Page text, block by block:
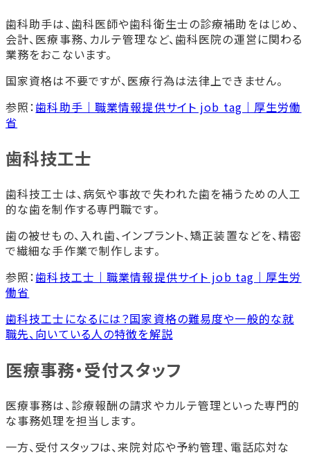
歯科助手は、歯科医師や歯科衛生士の診療補助をはじめ、
会計、医療事務、カルテ管理など、歯科医院の運営に関わる
業務をおこないます。
国家資格は不要ですが、医療行為は法律上できません。
参照：歯科助手｜職業情報提供サイト job tag｜厚生労働
省
歯科技工士
歯科技工士は、病気や事故で失われた歯を補うための人工
的な歯を制作する専門職です。
歯の被せもの、入れ歯、インプラント、矯正装置などを、精密
で繊細な手作業で制作します。
参照：歯科技工士｜職業情報提供サイト job tag｜厚生労
働省
歯科技工士になるには？国家資格の難易度や一般的な就
職先、向いている人の特徴を解説
医療事務・受付スタッフ
医療事務は、診療報酬の請求やカルテ管理といった専門的
な事務処理を担当します。
一方、受付スタッフは、来院対応や予約管理、電話応対な